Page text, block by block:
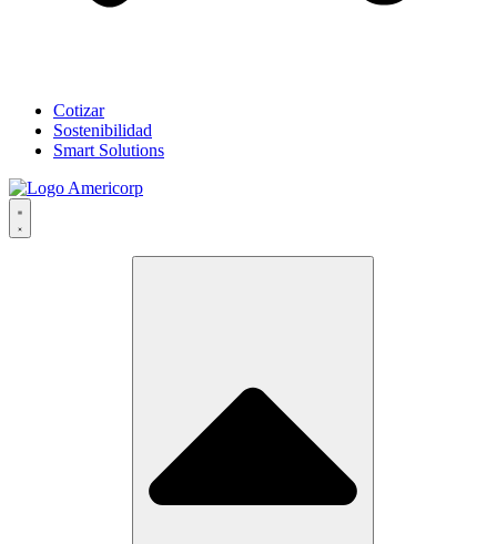
Cotizar
Sostenibilidad
Smart Solutions